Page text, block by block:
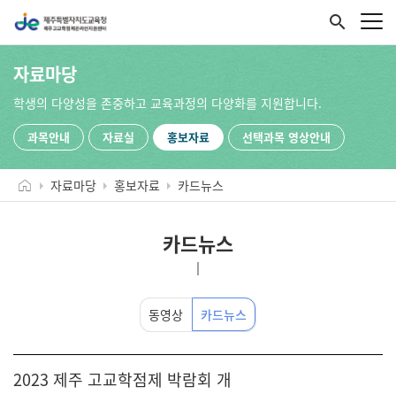
search
자료마당
학생의 다양성을 존중하고 교육과정의 다양화를 지원합니다.
과목안내 자료실 홍보자료 선택과목 영상안내
자료마당 홍보자료 카드뉴스
카드뉴스
동영상 카드뉴스
2023 제주 고교학점제 박람회 개